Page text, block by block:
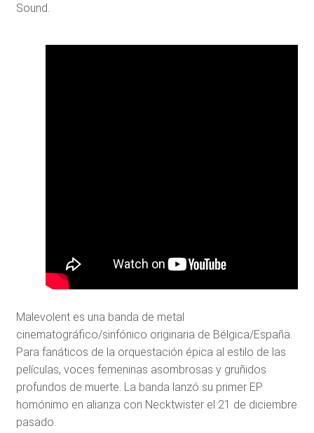
Sound.
Malevolent es una banda de metal
cinematográfico/sinfónico originaria de Bélgica/España.
Para fanáticos de la orquestación épica al estilo de las
películas, voces femeninas asombrosas y gruñidos
profundos de muerte. La banda lanzó su primer EP
homónimo en alianza con Necktwister el 21 de diciembre
pasado.